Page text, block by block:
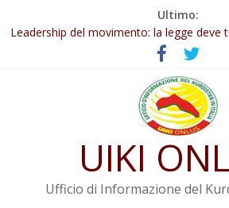
Ultimo:
Abdullah Öcalan: Le legge negativa deve
legge positiva
Leadership del movimento: la legge deve
Commissione donne del KNK: Şengal è di
Non tenere conto della situazione di
Il KNK chiede un’azione internazionale
UIKI
Ufficio di Informazione del